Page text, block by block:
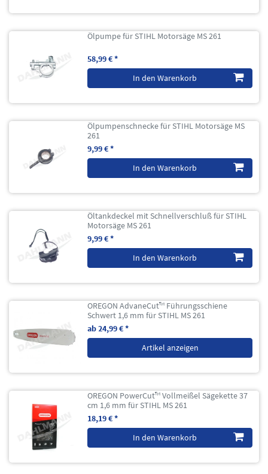
Ölpumpe für STIHL Motorsäge MS 261
58,99 € *
In den Warenkorb
Ölpumpenschnecke für STIHL Motorsäge MS
261
9,99 € *
In den Warenkorb
Öltankdeckel mit Schnellverschluß für STIHL
Motorsäge MS 261
9,99 € *
In den Warenkorb
OREGON AdvaneCut™ Führungsschiene
Schwert 1,6 mm für STIHL MS 261
ab 24,99 € *
Artikel anzeigen
OREGON PowerCut™ Vollmeißel Sägekette 37
cm 1,6 mm für STIHL MS 261
18,19 € *
In den Warenkorb